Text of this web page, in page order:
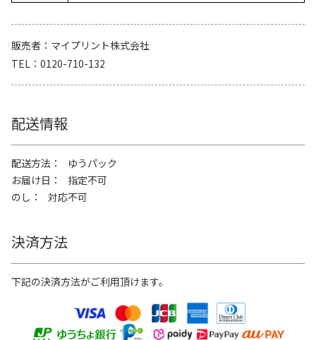
販売者
マイプリント株式会社
TEL
0120-710-132
配送情報
配送方法
ゆうパック
お届け日
指定不可
のし
対応不可
決済方法
下記の決済方法がご利用頂けます。